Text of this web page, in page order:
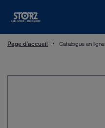
Page d’accueil Catalogue en ligne